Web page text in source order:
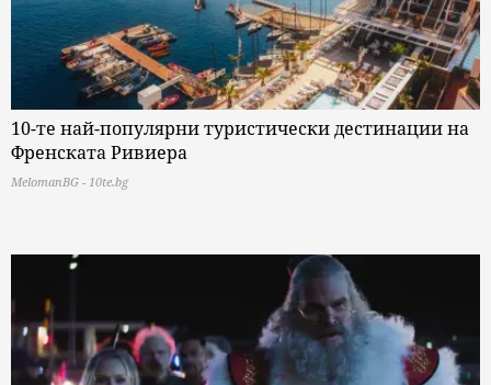
10-те най-популярни туристически дестинации на
Френската Ривиера
MelomanBG - 10te.bg